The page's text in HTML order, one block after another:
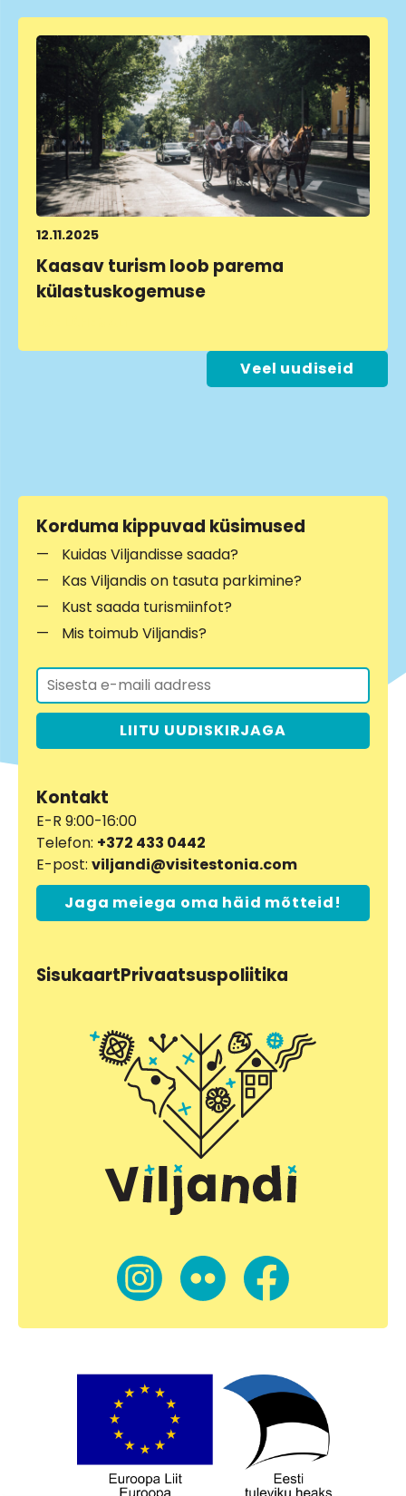
12.11.2025
Kaasav turism loob parema
külastuskogemuse
Veel uudiseid
Korduma kippuvad küsimused
Kuidas Viljandisse saada?
Kas Viljandis on tasuta parkimine?
Kust saada turismiinfot?
Mis toimub Viljandis?
LIITU UUDISKIRJAGA
Kontakt
E-R 9:00-16:00
Telefon: +372 433 0442
E-post: viljandi@visitestonia.com
Jaga meiega oma häid mõtteid!
SisukaartPrivaatsuspoliitika